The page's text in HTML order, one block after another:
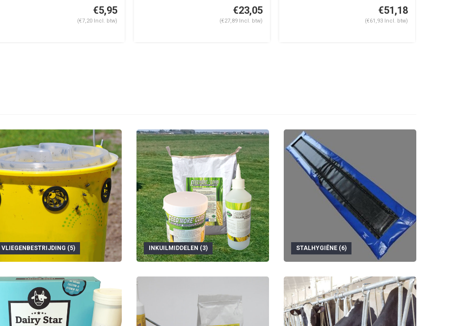
€5,95
(€7,20 Incl. btw)
€23,05
(€27,89 Incl. btw)
€51,18
(€61,93 Incl. btw)
VLIEGENBESTRIJDING (5) INKUILMIDDELEN (3) STALHYGIËNE (6)